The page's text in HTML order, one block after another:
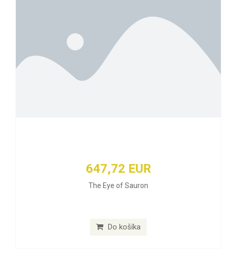
647,72 EUR
The Eye of Sauron
Do košíka